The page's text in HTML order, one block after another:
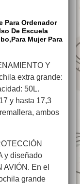
Para Ordenador
De Escuela
Mujer Para
Y
extra grande:
50L.
y hasta 17,3
ambos
y diseñado
En el
grande